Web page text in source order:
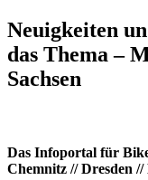
Neuigkeiten
das Thema –
Sachsen
Das Infoportal für
Chemnitz // Dresden